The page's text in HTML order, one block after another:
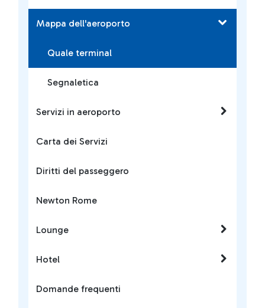
Mappa dell'aeroporto
Quale terminal
Segnaletica
Servizi in aeroporto
Carta dei Servizi
Diritti del passeggero
Newton Rome
Lounge
Hotel
Domande frequenti